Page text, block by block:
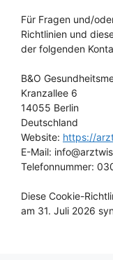
Für Fragen und/
Richtlinien und
der folgenden
B&O
Kranzallee 6
14055 Berlin
Deutschland
Website: https://
E-Mail: info@
Telefonnummer:
Diese Cookie-
am 31. Juli 2026